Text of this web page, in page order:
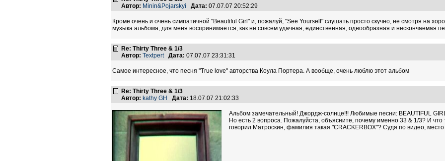
Автор: Minin&Pojarskyi Дата: 07.07.07 20:52:29
Кроме очень и очень симпатичной "Beautiful Girl" и, пожалуй, "See Yourself" слушать просто скучно, не смотря на
музыка альбома, для меня воспринимается, как не совсем удачная, единственная, однообразная и нескончаемая
Re: Thirty Three & 1/3
Автор: Textpert Дата: 07.07.07 23:31:31
Самое интересное, что песня "True love" авторства Коула Портера. А вообще, очень люблю этот альбом
Re: Thirty Three & 1/3
Автор: kathy GH Дата: 18.07.07 21:02:33
Альбом замечательный! Джордж-солнце!!! Любимые песни: BEAUTIFUL
Но есть 2 вопроса. Пожалуйста, объясните, почему именно 33 & 1/3? И
говорил Матроскин, фамилия такая "CRACKERBOX"? Судя по видео,